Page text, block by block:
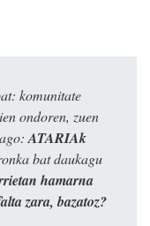
komunitate
ondoren, zuen
ATARIAk
bat daukagu
hamarna
zara, bazatoz?